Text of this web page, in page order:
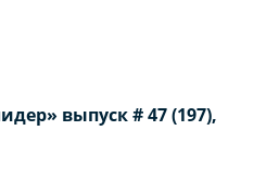
выпуск # 47 (197),